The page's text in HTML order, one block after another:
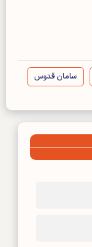
سامان قدوس